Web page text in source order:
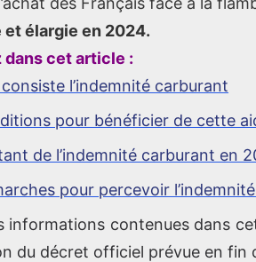
élargie en 2024.
dans cet article :
l’indemnité carburant
pour bénéficier de cette
de l’indemnité carburant en
pour percevoir
informations contenues dans
du décret officiel prévue en fin